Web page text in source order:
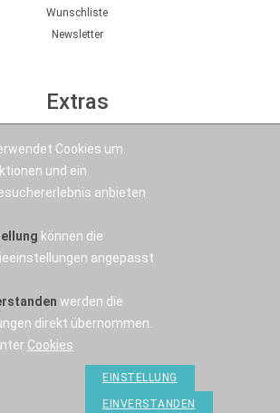
Wunschliste
Newsletter
Extras
Kontakt
Email
OSWorX © 2026
Cookies um
und ein
anbieten
können die
angepasst
werden die
direkt übernommen.
Cookies
EINSTELLUNG
EINVERSTANDEN